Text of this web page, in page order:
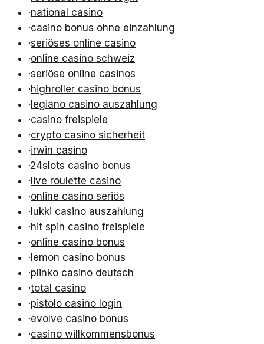
·national casino
·casino bonus ohne einzahlung
·seriöses online casino
·online casino schweiz
·seriöse online casinos
·highroller casino bonus
·legiano casino auszahlung
·casino freispiele
·crypto casino sicherheit
·irwin casino
·24slots casino bonus
·live roulette casino
·online casino seriös
·lukki casino auszahlung
·hit spin casino freispiele
·online casino bonus
·lemon casino bonus
·plinko casino deutsch
·total casino
·pistolo casino login
·evolve casino bonus
·casino willkommensbonus